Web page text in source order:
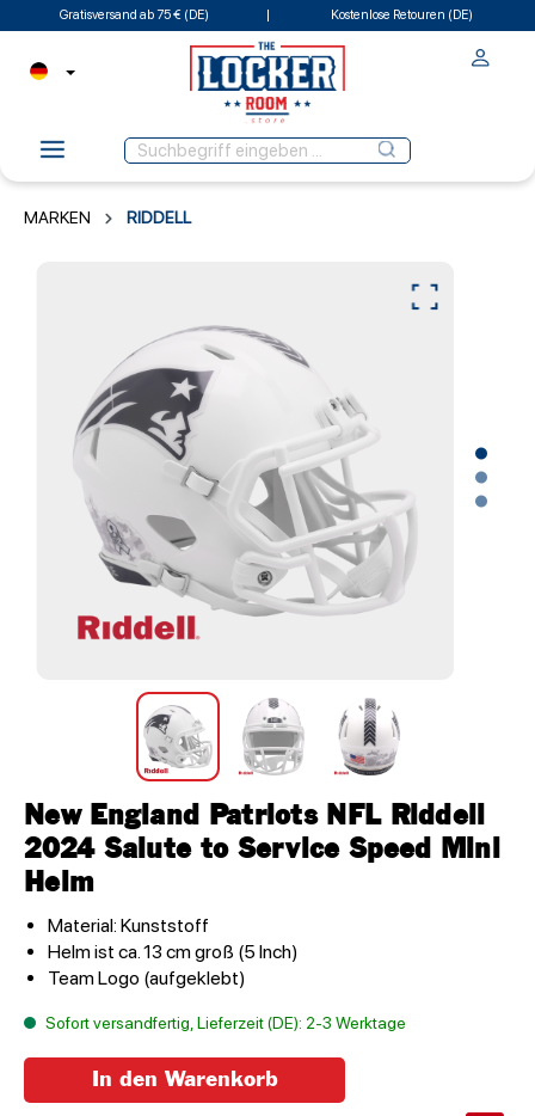
Gratisversand ab 75 € (DE) Kostenlose Retouren (DE)
MARKEN RIDDELL
New England Patriots NFL Riddell
2024 Salute to Service Speed Mini
Helm
Material: Kunststoff
Helm ist ca. 13 cm groß (5 Inch)
Team Logo (aufgeklebt)
Sofort versandfertig, Lieferzeit (DE): 2-3 Werktage
In den Warenkorb